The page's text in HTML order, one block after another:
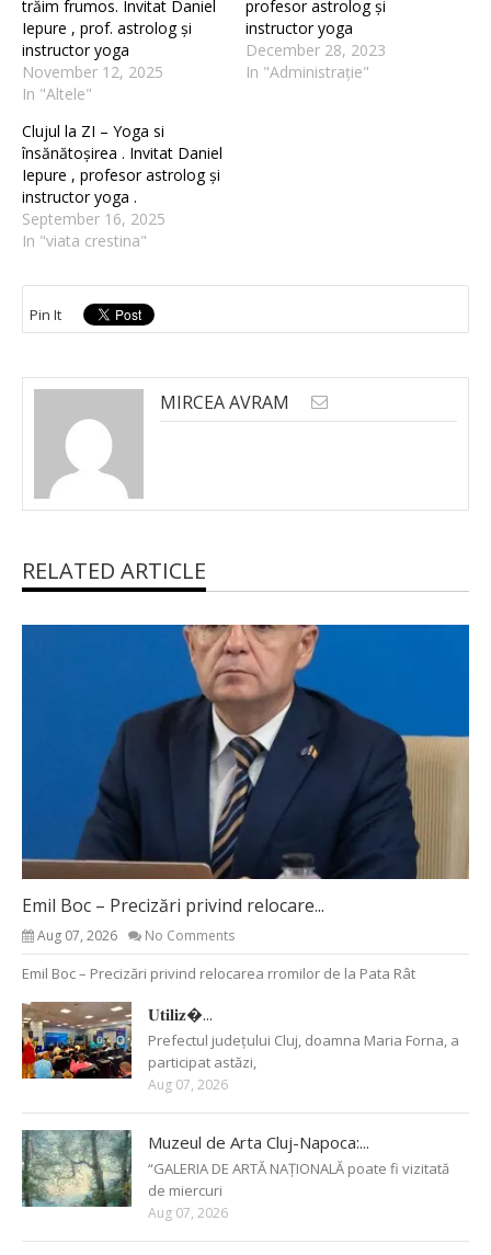
trăim frumos. Invitat Daniel
Iepure , prof. astrolog și
instructor yoga
November 12, 2025
In "Altele"
profesor astrolog și
instructor yoga
December 28, 2023
In "Administrație"
Clujul la ZI – Yoga si
însănătoșirea . Invitat Daniel
Iepure , profesor astrolog și
instructor yoga .
September 16, 2025
In "viata crestina"
Pin It
MIRCEA AVRAM
RELATED ARTICLE
Emil Boc – Precizări privind relocare...
Aug 07, 2026 No Comments
Emil Boc – Precizări privind relocarea rromilor de la Pata Rât
𝐔𝐭𝐢𝐥𝐢𝐳�...
Prefectul județului Cluj, doamna Maria Forna, a
participat astăzi,
Aug 07, 2026
Muzeul de Arta Cluj-Napoca:...
“GALERIA DE ARTĂ NAȚIONALĂ poate fi vizitată
de miercuri
Aug 07, 2026